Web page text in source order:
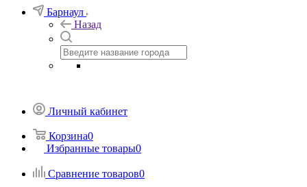
Барнаул
Назад
Личный кабинет
Корзина0
Избранные товары0
Сравнение товаров0